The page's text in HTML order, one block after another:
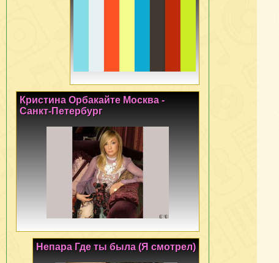
Кристина Орбакайте Москва -
Санкт-Петербург
Непара Где ты была (Я смотрел)